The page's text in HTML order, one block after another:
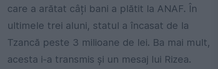
care a arătat câți bani a plătit la ANAF. În
ultimele trei aluni, statul a încasat de la
Tzancă peste 3 milioane de lei. Ba mai mult,
acesta i-a transmis și un mesaj lui Rizea.